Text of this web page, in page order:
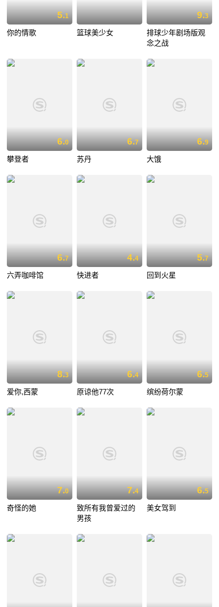
5.1
你的情歌 篮球美少女
9.3
排球少年剧场版观
念之战
6.0
攀登者
6.7
苏丹
6.9
大饿
6.7
六弄咖啡馆
4.4
快进者
5.7
回到火星
8.3
爱你,西蒙
6.4
原谅他77次
6.5
缤纷荷尔蒙
7.0
奇怪的她
7.4
致所有我曾爱过的
男孩
6.5
美女驾到